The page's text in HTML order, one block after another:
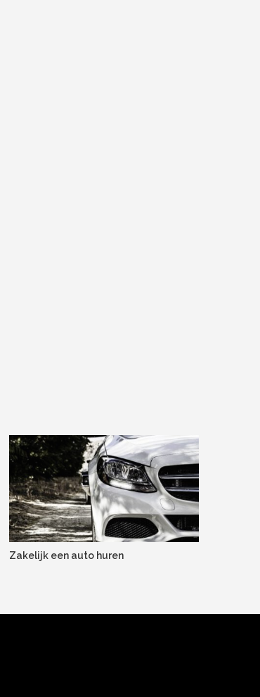
Zakelijk een auto huren